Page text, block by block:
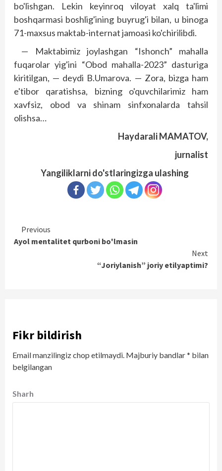
bo'lishgan. Lekin keyinroq viloyat xalq ta'limi
boshqarmasi boshlig'ining buyrug'i bilan, u binoga
71-maxsus maktab-internat jamoasi ko'chirilibdi.
— Maktabimiz joylashgan “Ishonch” mahalla
fuqarolar yig'ini “Obod mahalla-2023” dasturiga
kiritilgan, — deydi B.Umarova. — Zora, bizga ham
e'tibor qaratishsa, bizning o'quvchilarimiz ham
xavfsiz, obod va shinam sinfxonalarda tahsil
olishsa…
Haydarali MAMATOV,
jurnalist
Yangiliklarni do'stlaringizga ulashing
Continue
Reading
Previous
Ayol mentalitet qurboni bo'lmasin
Next
“Joriylanish” joriy etilyaptimi?
Fikr bildirish
Email manzilingiz chop etilmaydi. Majburiy bandlar* bilan
belgilangan
Sharh